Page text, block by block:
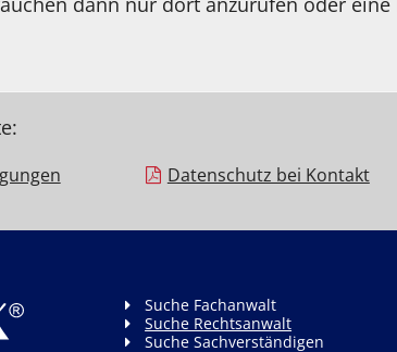
Datenschutz bei Kontakt
Suche Fachanwalt
Suche Rechtsanwalt
Suche Sachverständigen